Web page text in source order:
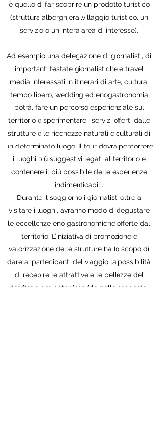
è quello di far scoprire un prodotto turistico
(struttura alberghiera ,villaggio turistico, un
servizio o un intera area di interesse).
Ad esempio una delegazione di giornalisti, di
importanti testate giornalistiche e travel
media interessati in itinerari di arte, cultura,
tempo libero, wedding ed enogastronomia
potrà, fare un percorso esperienziale sul
territorio e sperimentare i servizi offerti dalle
strutture e le ricchezze naturali e culturali di
un determinato luogo. Il tour dovrà percorrere
i luoghi più suggestivi legati al territorio e
contenere il più possibile delle esperienze
indimenticabili.
Durante il soggiorno i giornalisti oltre a
visitare i luoghi, avranno modo di degustare
le eccellenze eno gastronomiche offerte dal
territorio. L’iniziativa di promozione e
valorizzazione delle strutture ha lo scopo di
dare ai partecipanti del viaggio la possibilità
di recepire le attrattive e le bellezze del
territorio per poter inserirle nelle proposte